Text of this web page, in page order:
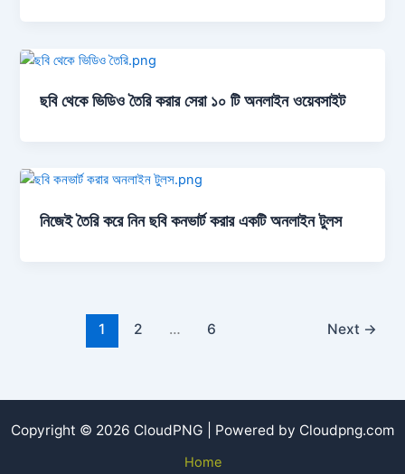
ছবি থেকে ভিডিও তৈরি করার সেরা ১০ টি অনলাইন ওয়েবসাইট
নিজেই তৈরি করে নিন ছবি কনভার্ট করার একটি অনলাইন টুলস
1 2 … 6 Next →
Copyright © 2026 CloudPNG | Powered by Cloudpng.com
Home